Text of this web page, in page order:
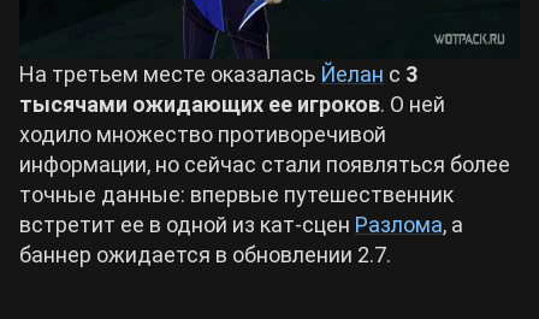
На третьем месте оказалась Йелан с 3
тысячами ожидающих ее игроков. О ней
ходило множество противоречивой
информации, но сейчас стали появляться более
точные данные: впервые путешественник
встретит ее в одной из кат-сцен Разлома, а
баннер ожидается в обновлении 2.7.